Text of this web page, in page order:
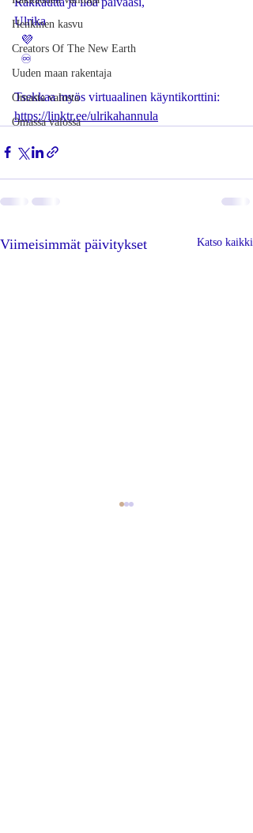
Henkinen kasvu
Creators Of The New Earth
Uuden maan rakentaja
Omasta valosta
Omassa valossa
Ulrika
  💜
  ♾️
Tsekkaa myös virtuaalinen käyntikorttini:
https://linktr.ee/ulrikahannula
Viimeisimmät päivitykset Katso kaikki